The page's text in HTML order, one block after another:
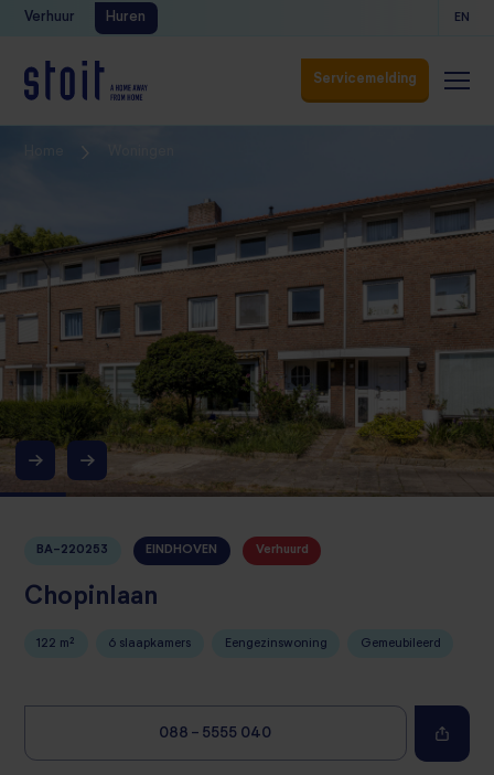
Verhuur Huren EN
Servicemelding
BA-220253 EINDHOVEN Verhuurd
Chopinlaan
122 m² 6 slaapkamers Eengezinswoning Gemeubileerd
088 - 5555 040